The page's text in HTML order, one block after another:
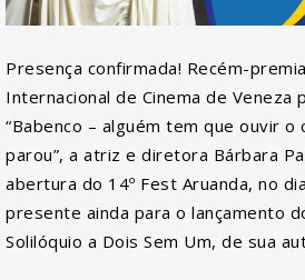
Presença confirmada! Recém-
Internacional de Cinema de Veneza
“Babenco – alguém tem que ouvir o
parou”, a atriz e diretora Bárbara
abertura do 14º Fest Aruanda, no
presente ainda para o lançamento
Solilóquio a Dois Sem Um, de sua